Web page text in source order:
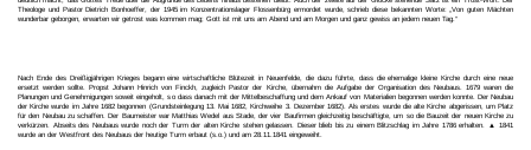
Theologe und Pastor Dietrich Bonhoeffer, der 1945 im Konzentrationslager Flossenbürg ermordet wurde, schrieb diese bekannten Worte: „Von guten Mächten
wunderbar geborgen, erwarten wir getrost was kommen mag; Gott ist mit uns am Abend und am Morgen und ganz gewiss an jedem neuen Tag.“
Nach Ende des Dreißigjährigen Krieges begann eine wirtschaftliche Blütezeit in Neuenfelde, die dazu führte, dass die ehemalige kleine Kirche durch eine neue
ersetzt werden sollte. Propst Johann Hinrich von Finckh, zugleich Pastor der Kirche, übernahm die Aufgabe der Organisation des Neubaus. 1679 waren die
Planungen und Genehmigungen soweit eingeholt, so dass danach mit der Mittelbeschaffung und dem Ankauf von Materialien begonnen werden konnte. Der Neubau
der Kirche wurde im Jahre 1682 begonnen (Grundsteinlegung 13. Mai 1682, Kirchweihe 3. Dezember 1682). Als erstes wurde die alte Kirche abgerissen, um Platz
für den Neubau zu schaffen. Der Baumeister war Matthias Wedel aus Stade, der vier Baufirmen gleichzeitig beschäftigte, um so die Bauzeit der neuen Kirche zu
verkürzen. Abseits des Neubaus wurde noch der Turm der alten Kirche stehen gelassen. Dieser blieb bis zu einem Blitzschlag im Jahre 1786 erhalten. ▲ 1841
wurde an der Westfront des Neubaus der heutige Turm erbaut (s.o.) und am 28.11.1841 eingeweiht.